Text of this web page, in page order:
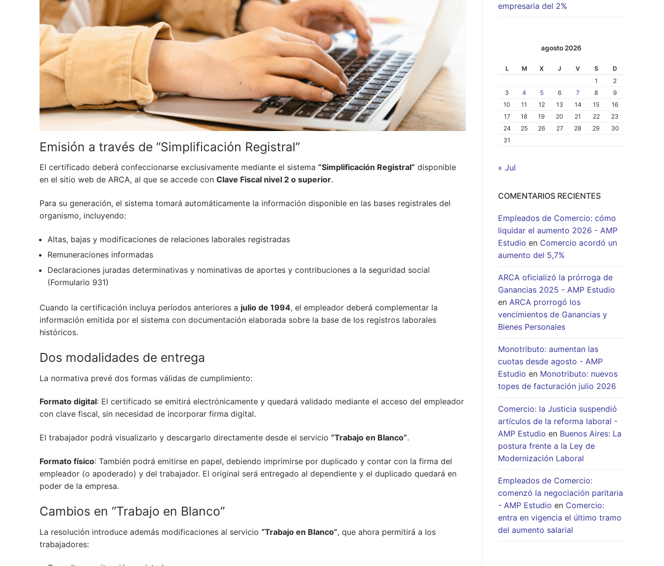
Emisión a través de “Simplificación Registral”
El certificado deberá confeccionarse exclusivamente mediante el sistema “Simplificación Registral” disponible
en el sitio web de ARCA, al que se accede con Clave Fiscal nivel 2 o superior.
Para su generación, el sistema tomará automáticamente la información disponible en las bases registrales del
organismo, incluyendo:
Altas, bajas y modificaciones de relaciones laborales registradas
Remuneraciones informadas
Declaraciones juradas determinativas y nominativas de aportes y contribuciones a la seguridad social
(Formulario 931)
Cuando la certificación incluya períodos anteriores a julio de 1994, el empleador deberá complementar la
información emitida por el sistema con documentación elaborada sobre la base de los registros laborales
históricos.
Dos modalidades de entrega
La normativa prevé dos formas válidas de cumplimiento:
Formato digital: El certificado se emitirá electrónicamente y quedará validado mediante el acceso del empleador
con clave fiscal, sin necesidad de incorporar firma digital.
El trabajador podrá visualizarlo y descargarlo directamente desde el servicio “Trabajo en Blanco”.
Formato físico: También podrá emitirse en papel, debiendo imprimirse por duplicado y contar con la firma del
empleador (o apoderado) y del trabajador. El original será entregado al dependiente y el duplicado quedará en
poder de la empresa.
Cambios en “Trabajo en Blanco”
La resolución introduce además modificaciones al servicio “Trabajo en Blanco”, que ahora permitirá a los
trabajadores:
empresaria del 2%
agosto 2026
L M X J V S
D
1
2
3
4 5 6 7 8
9
10
11 12 13 14 15
16
17
18 19 20 21 22
23
24
25 26 27 28 29
30
31
« Jul
COMENTARIOS RECIENTES
Empleados de Comercio: cómo
liquidar el aumento 2026 - AMP
Estudio en Comercio acordó un
aumento del 5,7%
ARCA oficializó la prórroga de
Ganancias 2025 - AMP Estudio
en ARCA prorrogó los
vencimientos de Ganancias y
Bienes Personales
Monotributo: aumentan las
cuotas desde agosto - AMP
Estudio en Monotributo: nuevos
topes de facturación julio 2026
Comercio: la Justicia suspendió
artículos de la reforma laboral -
AMP Estudio en Buenos Aires: La
postura frente a la Ley de
Modernización Laboral
Empleados de Comercio:
comenzó la negociación paritaria
- AMP Estudio en Comercio:
entra en vigencia el último tramo
del aumento salarial